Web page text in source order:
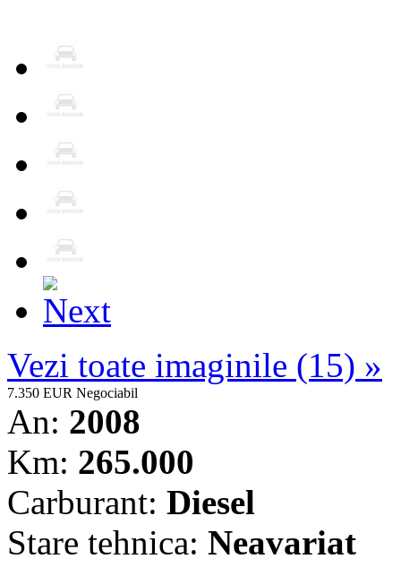
Vezi toate imaginile (15) »
7.350 EUR Negociabil
An: 2008
Km: 265.000
Carburant: Diesel
Stare tehnica: Neavariat